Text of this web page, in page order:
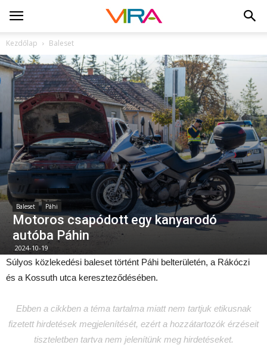
Kezdőlap Baleset
Baleset Páhi
Motoros csapódott egy kanyarodó
autóba Páhin
2024-10-19
Súlyos közlekedési baleset történt Páhi belterületén, a Rákóczi
és a Kossuth utca kereszteződésében.
Ebben a cikkben a téma tartalma miatt nem tartjuk etikusnak
fizetett hirdetések megjelenítését, ezért a hozzátartozók érzéseit
tiszteletben tartva nem jelenítünk meg hirdetéseket.